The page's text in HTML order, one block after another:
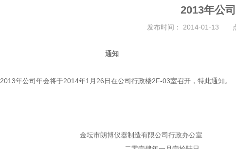
2013年公
发布时间： 2014-01-13
通知
2013年公司年会将于2014年1月26日在公司行政楼2F-03室召开，特此通知。
金坛市朗博仪器制造有限公司行政办公室